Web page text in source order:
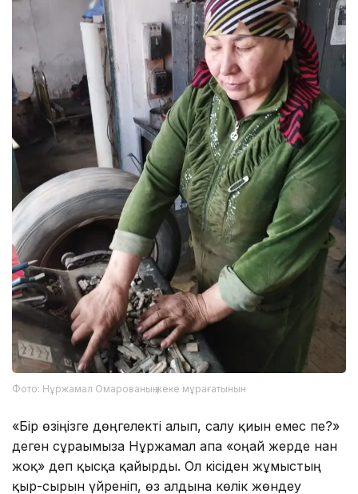
Фото: Нұржамал Омарованың жеке мұрағатынын
«Бір өзіңізге дөңгелекті алып, салу қиын емес пе?»
деген сұрағымызға Нұржамал апа «оңай жерде нан
жоқ» деп қысқа қайырды. Ол кісіден жұмыстың
қыр-сырын үйреніп, өз алдына көлік жөндеу